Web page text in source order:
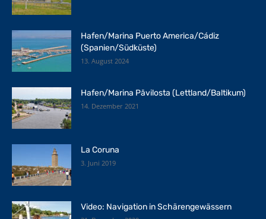
Hafen/Marina Puerto America/Cádiz
(Spanien/Südküste)
13. August 2024
Hafen/Marina Pāvilosta (Lettland/Baltikum)
14. Dezember 2021
La Coruna
3. Juni 2019
Video: Navigation in Schärengewässern